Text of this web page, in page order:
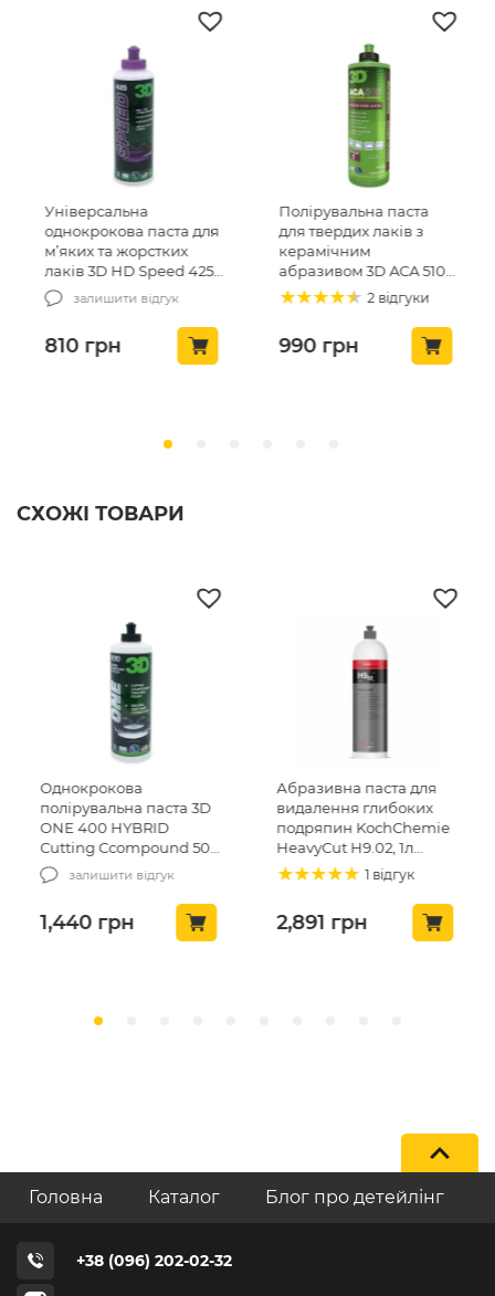
Універсальна
однокрокова паста для
м’яких та жорстких
лаків 3D HD Speed 425
All-In-One 240 мл
(425OZ08)
залишити відгук
810грн
Полірувальна паста
для твердих лаків з
керамічним
абразивом 3D ACA 510
Rubbing Comound
240мл (510OZ16)
2 відгуки
990грн
СХОЖІ ТОВАРИ
Однокрокова
полірувальна паста 3D
ONE 400 HYBRID
Cutting Ccompound 500
мл (400OZ16)
залишити відгук
1,440грн
Абразивна паста для
видалення глибоких
подряпин KochChemie
HeavyCut H9.02, 1л
(458001)
1 відгук
2,891 грн
Головна Каталог Блог про детейлінг
+38 (096) 202-02-32